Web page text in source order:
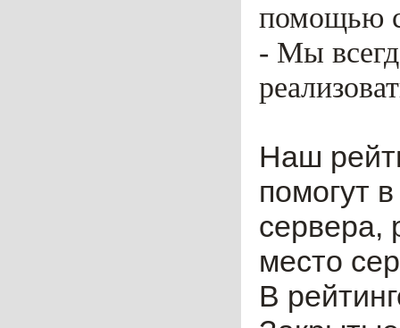
помощью
- Мы
Наш
помогут
сервера,
место
В